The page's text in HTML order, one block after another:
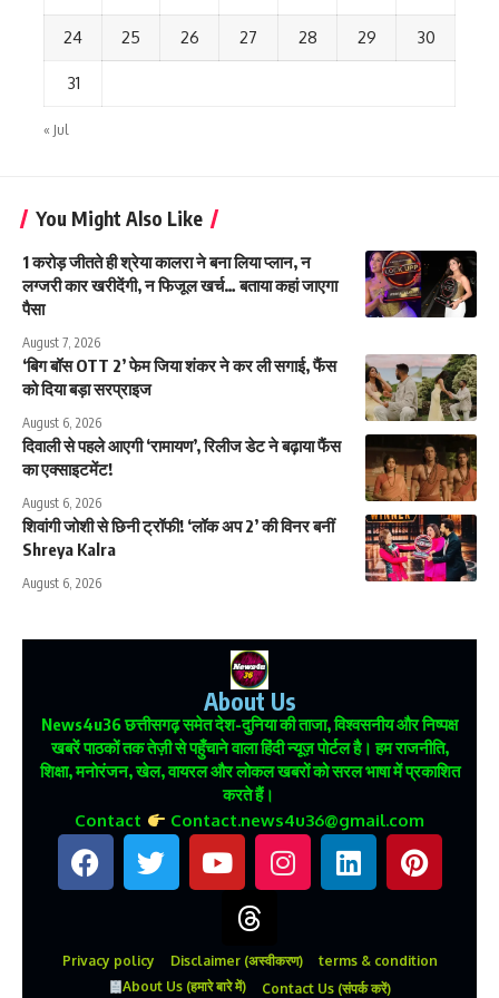
24 25 26 27 28 29 30
31
« Jul
You Might Also Like
1 करोड़ जीतते ही श्रेया कालरा ने बना लिया प्लान, न
लग्जरी कार खरीदेंगी, न फिजूल खर्च… बताया कहां जाएगा
पैसा
August 7, 2026
‘बिग बॉस OTT 2’ फेम जिया शंकर ने कर ली सगाई, फैंस
को दिया बड़ा सरप्राइज
August 6, 2026
दिवाली से पहले आएगी ‘रामायण’, रिलीज डेट ने बढ़ाया फैंस
का एक्साइटमेंट!
August 6, 2026
शिवांगी जोशी से छिनी ट्रॉफी! ‘लॉक अप 2’ की विनर बनीं
Shreya Kalra
August 6, 2026
About Us
News4u36छत्तीसगढ़ समेत देश-दुनिया की ताजा, विश्वसनीय और निष्पक्ष
खबरें पाठकों तक तेज़ी से पहुँचाने वाला हिंदी न्यूज़ पोर्टल है। हम राजनीति,
शिक्षा, मनोरंजन, खेल, वायरल और लोकल खबरों को सरल भाषा में प्रकाशित
करते हैं।
Contact Contact.news4u36@gmail.com
Privacy policy Disclaimer (अस्वीकरण)
terms & condition
About Us (हमारे बारे में)
Contact Us (संपर्क करें)